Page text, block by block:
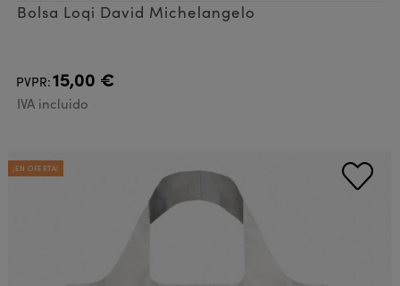
Bolsa Loqi David Michelangelo
PVPR:15,00 €
IVA incluido
¡EN OFERTA!